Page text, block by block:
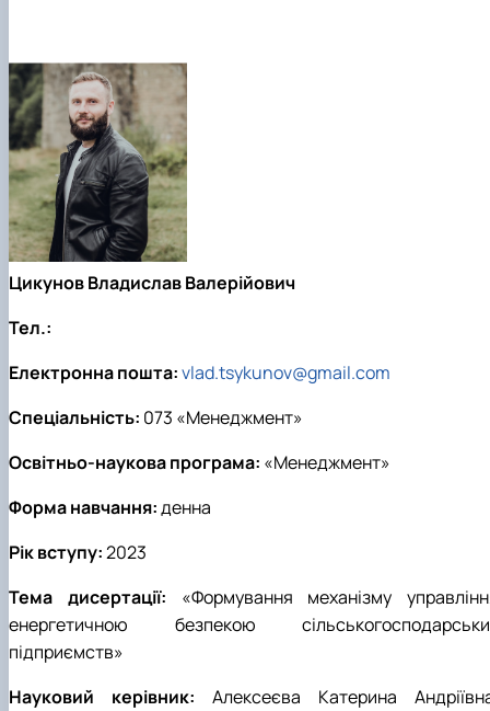
Цикунов Владислав Валерійович
Тел.:
Електронна пошта:vlad.tsykunov@gmail.com
Спеціальність: 073 «Менеджмент»
Освітньо-наукова програма: «Менеджмент»
Форма навчання:денна
Рік вступу:2023
Тема дисертації: «Формування механізму
енергетичною безпекою
підприємств»
Науковий керівник: Алексеєва Катерина